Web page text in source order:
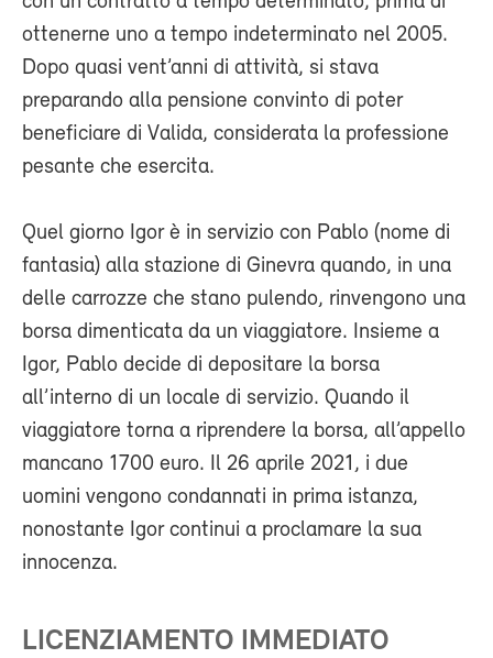
ottenerne uno a tempo indeterminato nel 2005.
Dopo quasi vent’anni di attività, si stava
preparando alla pensione convinto di poter
beneficiare di Valida, considerata la professione
pesante che esercita.
Quel giorno Igor è in servizio con Pablo (nome di
fantasia) alla stazione di Ginevra quando, in una
delle carrozze che stano pulendo, rinvengono una
borsa dimenticata da un viaggiatore. Insieme a
Igor, Pablo decide di depositare la borsa
all’interno di un locale di servizio. Quando il
viaggiatore torna a riprendere la borsa, all’appello
mancano 1700 euro. Il 26 aprile 2021, i due
uomini vengono condannati in prima istanza,
nonostante Igor continui a proclamare la sua
innocenza.
LICENZIAMENTO IMMEDIATO